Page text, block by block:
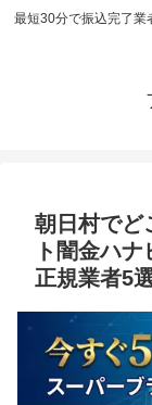
最短30分で振込完了業
朝日村でど
ト闇金ハ
正規業者5